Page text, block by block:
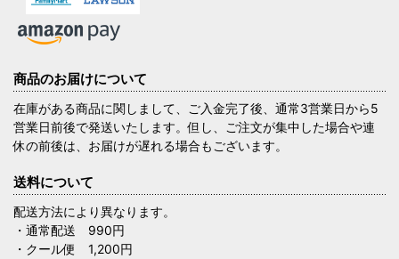
商品のお届けについて
在庫がある商品に関しまして、ご入金完了後、通常3営業日から5
営業日前後で発送いたします。但し、ご注文が集中した場合や連
休の前後は、お届けが遅れる場合もございます。
送料について
配送方法により異なります。
・通常配送 990円
・クール便 1,200円